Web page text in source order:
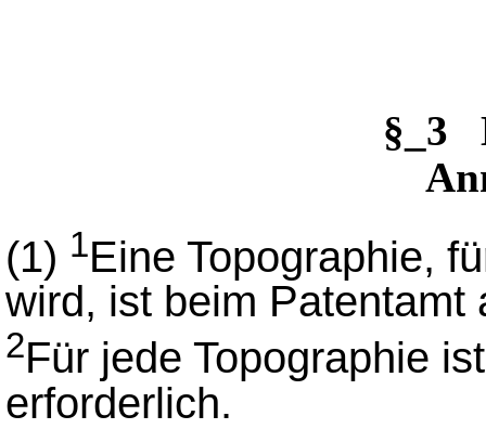
§_3
(1) 1Eine Topographie,
wird, ist beim Patentamt
2Für jede Topographie
erforderlich.